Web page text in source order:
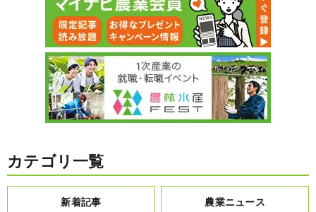
カテゴリ一覧
新着記事 農業ニュース